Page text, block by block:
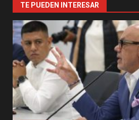
TE PUEDEN INTERESAR